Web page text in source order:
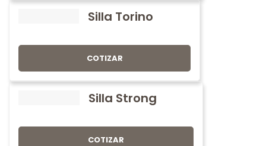
Silla Torino
COTIZAR
Silla Strong
COTIZAR